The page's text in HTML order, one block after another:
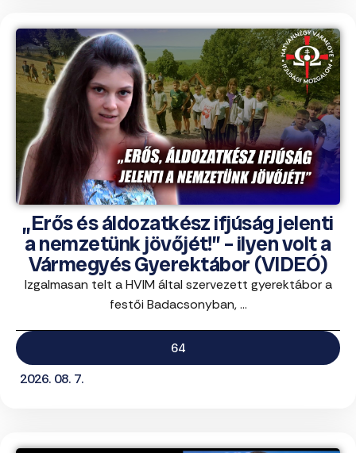
„Erős és áldozatkész ifjúság jelenti
a nemzetünk jövőjét!” – ilyen volt a
Vármegyés Gyerektábor (VIDEÓ)
Izgalmasan telt a HVIM által szervezett gyerektábor a
festői Badacsonyban, ...
64
2026. 08. 7.